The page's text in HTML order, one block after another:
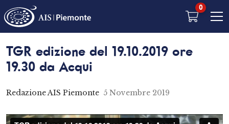
0
TGR edizione del 19.10.2019 ore
19.30 da Acqui
Redazione AIS Piemonte 5 Novembre 2019